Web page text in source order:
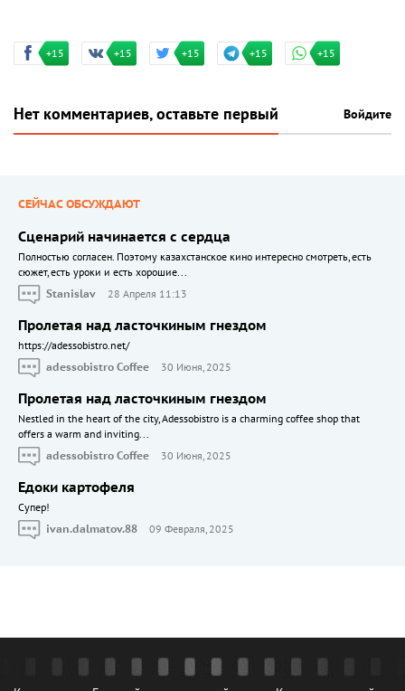
+15 +15 +15 +15 +15
Нет комментариев, оставьте первый Войдите
СЕЙЧАС ОБСУЖДАЮТ
Сценарий начинается с сердца
Полностью согласен. Поэтому казахстанское кино интересно смотреть, есть
сюжет, есть уроки и есть хорошие...
Stanislav
28 Апреля 11:13
Пролетая над ласточкиным гнездом
https://adessobistro.net/
adessobistro Coffee
30 Июня, 2025
Пролетая над ласточкиным гнездом
Nestled in the heart of the city, Adessobistro is a charming coffee shop that
offers a warm and inviting...
adessobistro Coffee
30 Июня, 2025
Едоки картофеля
Cупер!
ivan.dalmatov.88
09 Февраля, 2025